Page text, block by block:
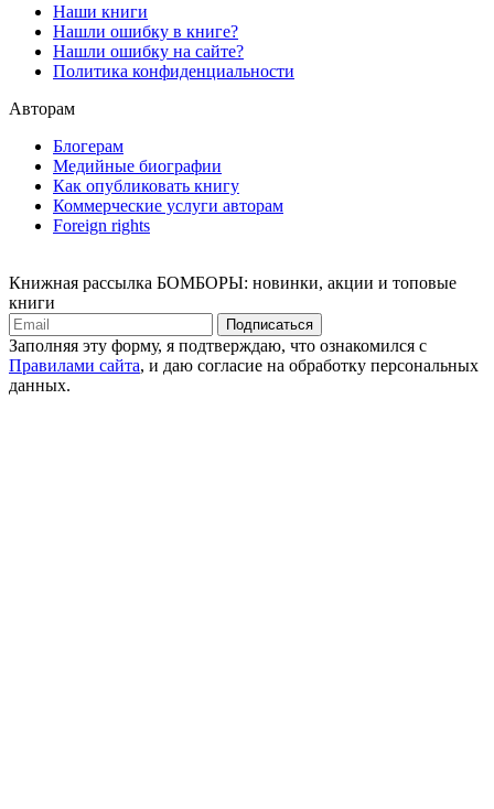
Наши книги
Нашли ошибку в книге?
Нашли ошибку на сайте?
Политика конфиденциальности
Авторам
Блогерам
Медийные биографии
Как опубликовать книгу
Коммерческие услуги авторам
Foreign rights
Книжная рассылка БОМБОРЫ: новинки, акции и топовые
книги
Подписаться
Заполняя эту форму, я подтверждаю, что ознакомился с
Правилами сайта, и даю согласие на обработку персональных
данных.